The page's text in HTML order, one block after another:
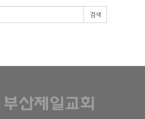
검색